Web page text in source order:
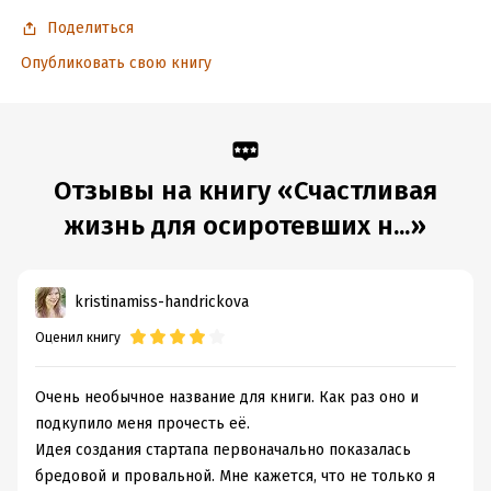
Поделиться
Опубликовать свою книгу
Отзывы на книгу «Счастливая
жизнь для осиротевших н...»
kristinamiss-handrickova
Оценил книгу
Очень необычное название для книги. Как раз оно и
подкупило меня прочесть её.
Идея создания стартапа первоначально показалась
бредовой и провальной. Мне кажется, что не только я